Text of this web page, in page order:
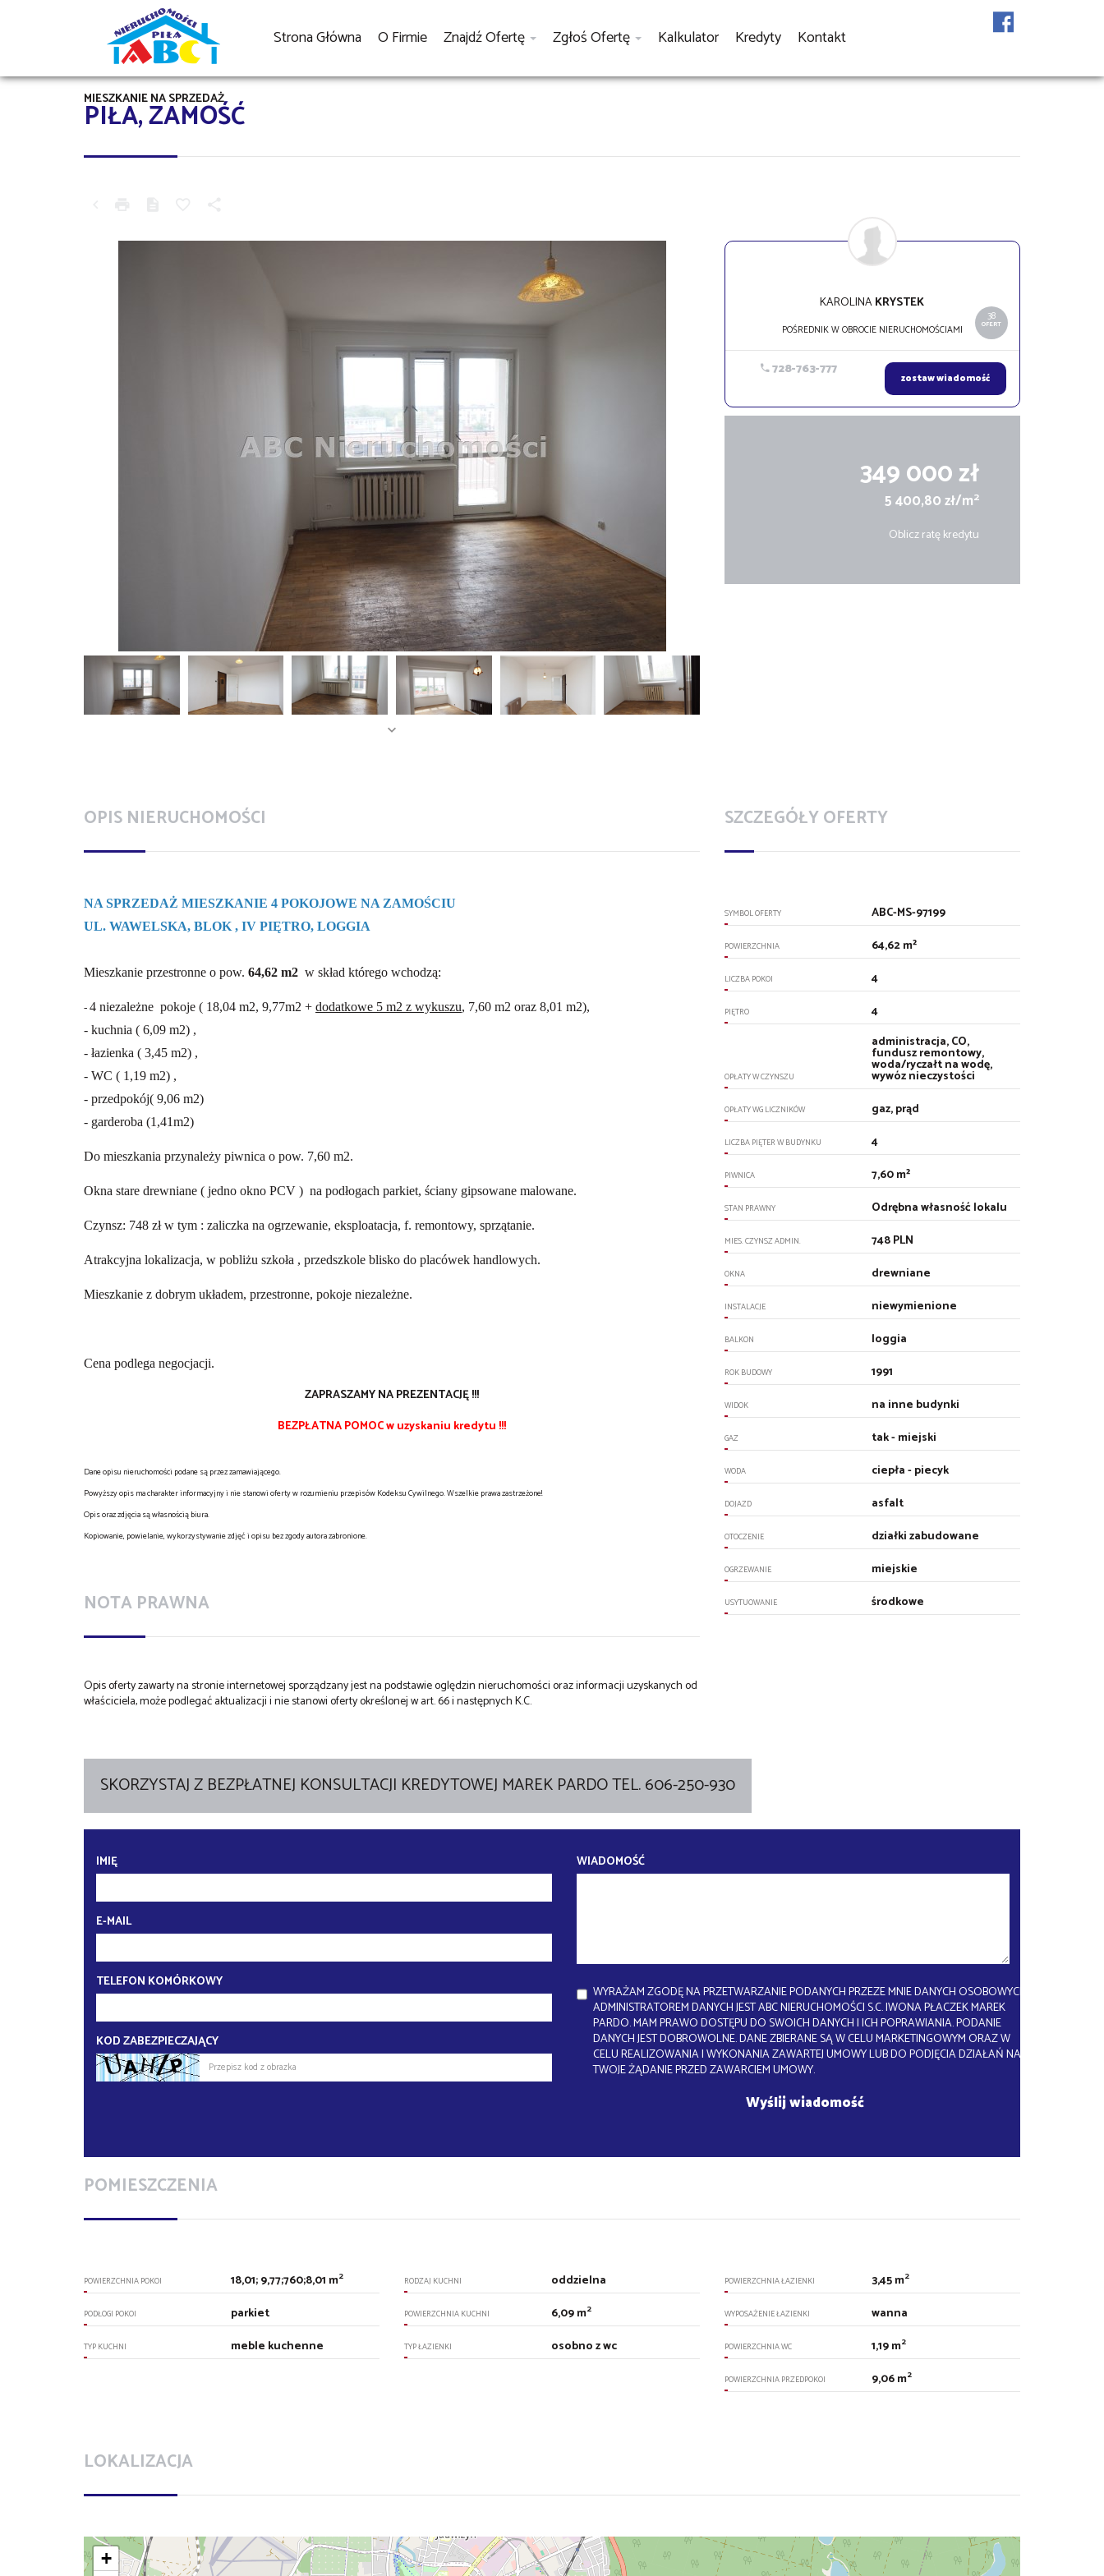
Strona Główna O Firmie Znajdź Ofertę Zgłoś Ofertę Kalkulator Kredyty Kontakt
PIŁA, ZAMOŚĆ
MIESZKANIE NA SPRZEDAŻ
38
OFERT
KAROLINAKRYSTEK
POŚREDNIK W OBROCIE NIERUCHOMOŚCIAMI
728-763-777 zostaw wiadomość
349 000 zł
5 400,80 zł/m2
Oblicz ratę kredytu
OPIS NIERUCHOMOŚCI
NA SPRZEDAŻ MIESZKANIE 4 POKOJOWE NA ZAMOŚCIU
UL. WAWELSKA, BLOK , IV PIĘTRO, LOGGIA
Mieszkanie przestronne o pow. 64,62 m2 w skład którego wchodzą:
-4 niezależne pokoje ( 18,04 m2, 9,77m2 + dodatkowe 5 m2 z wykuszu, 7,60 m2 oraz 8,01 m2),
- kuchnia ( 6,09 m2) ,
- łazienka ( 3,45 m2) ,
- WC ( 1,19 m2) ,
- przedpokój( 9,06 m2)
- garderoba (1,41m2)
Do mieszkania przynależy piwnica o pow. 7,60 m2.
Okna stare drewniane ( jedno okno PCV ) na podłogach parkiet, ściany gipsowane malowane.
Czynsz: 748 zł w tym : zaliczka na ogrzewanie, eksploatacja, f. remontowy, sprzątanie.
Atrakcyjna lokalizacja, w pobliżu szkoła , przedszkole blisko do placówek handlowych.
Mieszkanie z dobrym układem, przestronne, pokoje niezależne.
Cena podlega negocjacji.
ZAPRASZAMY NA PREZENTACJĘ !!!
BEZPŁATNA POMOC w uzyskaniu kredytu !!!
Dane opisu nieruchomości podane są przez zamawiającego.
Powyższy opis ma charakter informacyjny i nie stanowi oferty w rozumieniu przepisów Kodeksu Cywilnego. Wszelkie prawa zastrzeżone!
Opis oraz zdjęcia są własnością biura.
Kopiowanie, powielanie, wykorzystywanie zdjęć i opisu bez zgody autora zabronione.
NOTA PRAWNA
Opis oferty zawarty na stronie internetowej sporządzany jest na podstawie oględzin nieruchomości oraz informacji uzyskanych od
właściciela, może podlegać aktualizacji i nie stanowi oferty określonej w art. 66 i następnych K.C.
SZCZEGÓŁY OFERTY
SYMBOL OFERTY ABC-MS-97199
POWIERZCHNIA 64,62 m²
LICZBA POKOI 4
PIĘTRO 4
OPŁATY W CZYNSZU
administracja, CO,
fundusz remontowy,
woda/ryczałt na wodę,
wywóz nieczystości
OPŁATY WG LICZNIKÓW gaz, prąd
LICZBA PIĘTER W BUDYNKU 4
PIWNICA 7,60 m²
STAN PRAWNY Odrębna własność lokalu
MIES. CZYNSZ ADMIN. 748 PLN
OKNA drewniane
INSTALACJE niewymienione
BALKON loggia
ROK BUDOWY 1991
WIDOK na inne budynki
GAZ tak - miejski
WODA ciepła - piecyk
DOJAZD asfalt
OTOCZENIE działki zabudowane
OGRZEWANIE miejskie
USYTUOWANIE środkowe
SKORZYSTAJ Z BEZPŁATNEJ KONSULTACJI KREDYTOWEJ MAREK PARDO TEL. 606-250-930
IMIĘ
E-MAIL
TELEFON KOMÓRKOWY
KOD ZABEZPIECZAJĄCY
WIADOMOŚĆ
WYRAŻAM ZGODĘ NA PRZETWARZANIE PODANYCH PRZEZE MNIE DANYCH OSOBOWYCH.
ADMINISTRATOREM DANYCH JEST ABC NIERUCHOMOŚCI S.C. IWONA PŁACZEK MAREK
PARDO. MAM PRAWO DOSTĘPU DO SWOICH DANYCH I ICH POPRAWIANIA. PODANIE
DANYCH JEST DOBROWOLNE. DANE ZBIERANE SĄ W CELU MARKETINGOWYM ORAZ W
CELU REALIZOWANIA I WYKONANIA ZAWARTEJ UMOWY LUB DO PODJĘCIA DZIAŁAŃ NA
TWOJE ŻĄDANIE PRZED ZAWARCIEM UMOWY.
POMIESZCZENIA
POWIERZCHNIA POKOI 18,01; 9,77;760;8,01 m2
PODŁOGI POKOI parkiet
TYP KUCHNI meble kuchenne
RODZAJ KUCHNI oddzielna
POWIERZCHNIA KUCHNI 6,09 m2
TYP ŁAZIENKI osobno z wc
POWIERZCHNIA ŁAZIENKI 3,45 m2
WYPOSAŻENIE ŁAZIENKI wanna
POWIERZCHNIA WC 1,19 m2
POWIERZCHNIA PRZEDPOKOI 9,06 m2
LOKALIZACJA
+